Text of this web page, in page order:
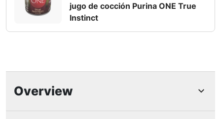
jugo de cocción Purina ONE True
Instinct
Overview